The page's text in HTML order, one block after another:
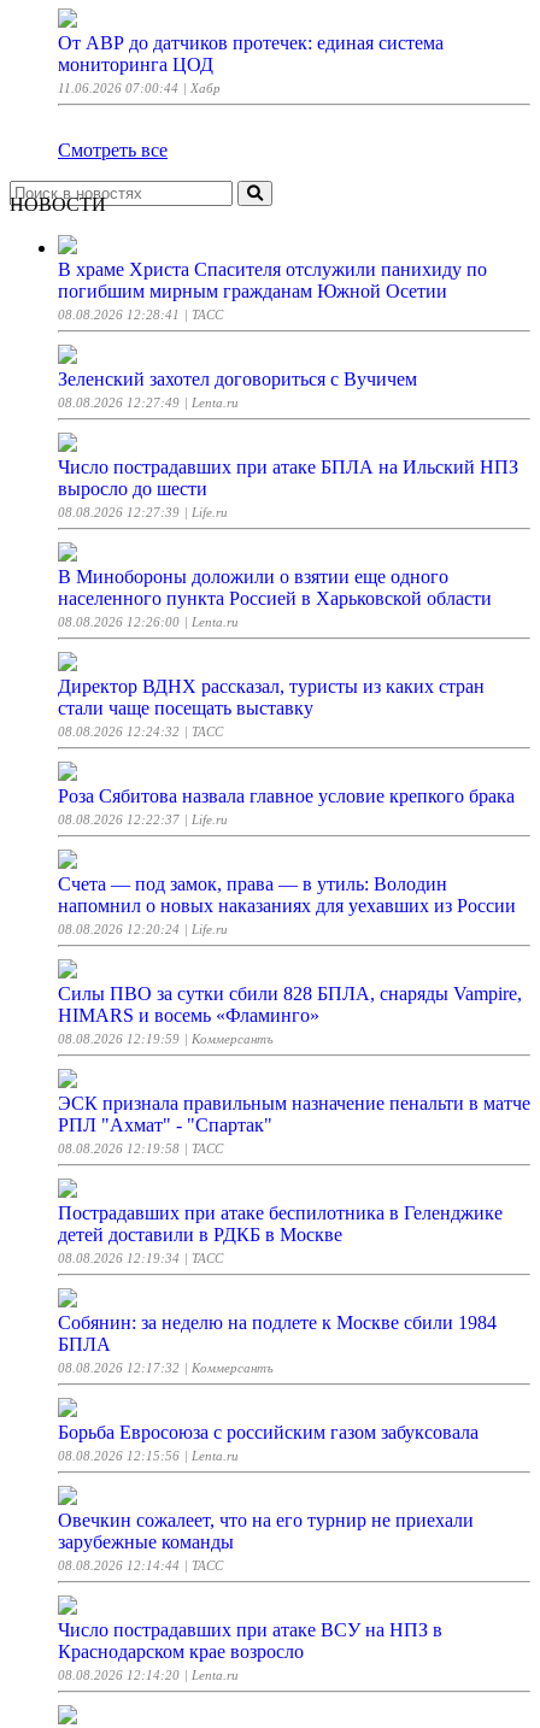
От АВР до датчиков протечек: единая система
мониторинга ЦОД
11.06.2026 07:00:44 | Хабр
Смотреть все
НОВОСТИ
В храме Христа Спасителя отслужили панихиду по
погибшим мирным гражданам Южной Осетии
08.08.2026 12:28:41 | ТАСС
Зеленский захотел договориться с Вучичем
08.08.2026 12:27:49 | Lenta.ru
Число пострадавших при атаке БПЛА на Ильский НПЗ
выросло до шести
08.08.2026 12:27:39 | Life.ru
В Минобороны доложили о взятии еще одного
населенного пункта Россией в Харьковской области
08.08.2026 12:26:00 | Lenta.ru
Директор ВДНХ рассказал, туристы из каких стран
стали чаще посещать выставку
08.08.2026 12:24:32 | ТАСС
Роза Сябитова назвала главное условие крепкого брака
08.08.2026 12:22:37 | Life.ru
Счета — под замок, права — в утиль: Володин
напомнил о новых наказаниях для уехавших из России
08.08.2026 12:20:24 | Life.ru
Силы ПВО за сутки сбили 828 БПЛА, снаряды Vampire,
HIMARS и восемь «Фламинго»
08.08.2026 12:19:59 | Коммерсантъ
ЭСК признала правильным назначение пенальти в матче
РПЛ "Ахмат" - "Спартак"
08.08.2026 12:19:58 | ТАСС
Пострадавших при атаке беспилотника в Геленджике
детей доставили в РДКБ в Москве
08.08.2026 12:19:34 | ТАСС
Собянин: за неделю на подлете к Москве сбили 1984
БПЛА
08.08.2026 12:17:32 | Коммерсантъ
Борьба Евросоюза с российским газом забуксовала
08.08.2026 12:15:56 | Lenta.ru
Овечкин сожалеет, что на его турнир не приехали
зарубежные команды
08.08.2026 12:14:44 | ТАСС
Число пострадавших при атаке ВСУ на НПЗ в
Краснодарском крае возросло
08.08.2026 12:14:20 | Lenta.ru